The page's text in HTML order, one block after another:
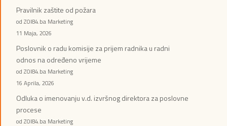
Pravilnik zaštite od požara
od ZOI84.ba Marketing
11 Maja, 2026
Poslovnik o radu komisije za prijem radnika u radni
odnos na određeno vrijeme
od ZOI84.ba Marketing
16 Aprila, 2026
Odluka o imenovanju v.d. izvršnog direktora za poslovne
procese
od ZOI84.ba Marketing